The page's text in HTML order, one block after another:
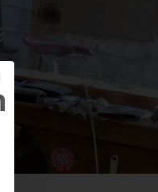
diesem Button wird der Dialog